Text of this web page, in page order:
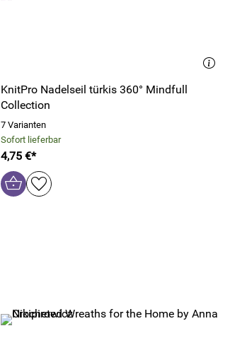
KnitPro Nadelseil türkis 360° Mindfull
Collection
7 Varianten
Sofort lieferbar
4,75 €*